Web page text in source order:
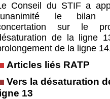
Conseil du STIF a
le
sur le
de la ligne
de la ligne
Articles liés RATP
Vers la désaturation
13